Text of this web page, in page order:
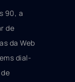
90, a
de
da Web
dial-